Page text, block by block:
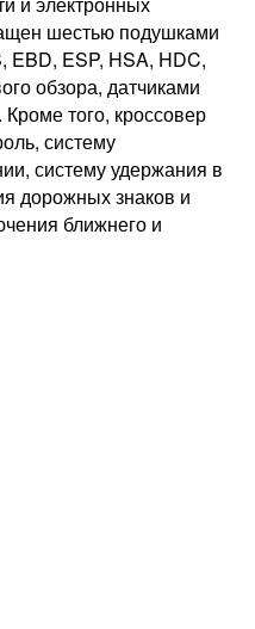
шестью подушками
EBD, ESP, HSA, HDC,
обзора, датчиками
того, кроссовер
систему
систему удержания в
дорожных знаков и
ближнего и